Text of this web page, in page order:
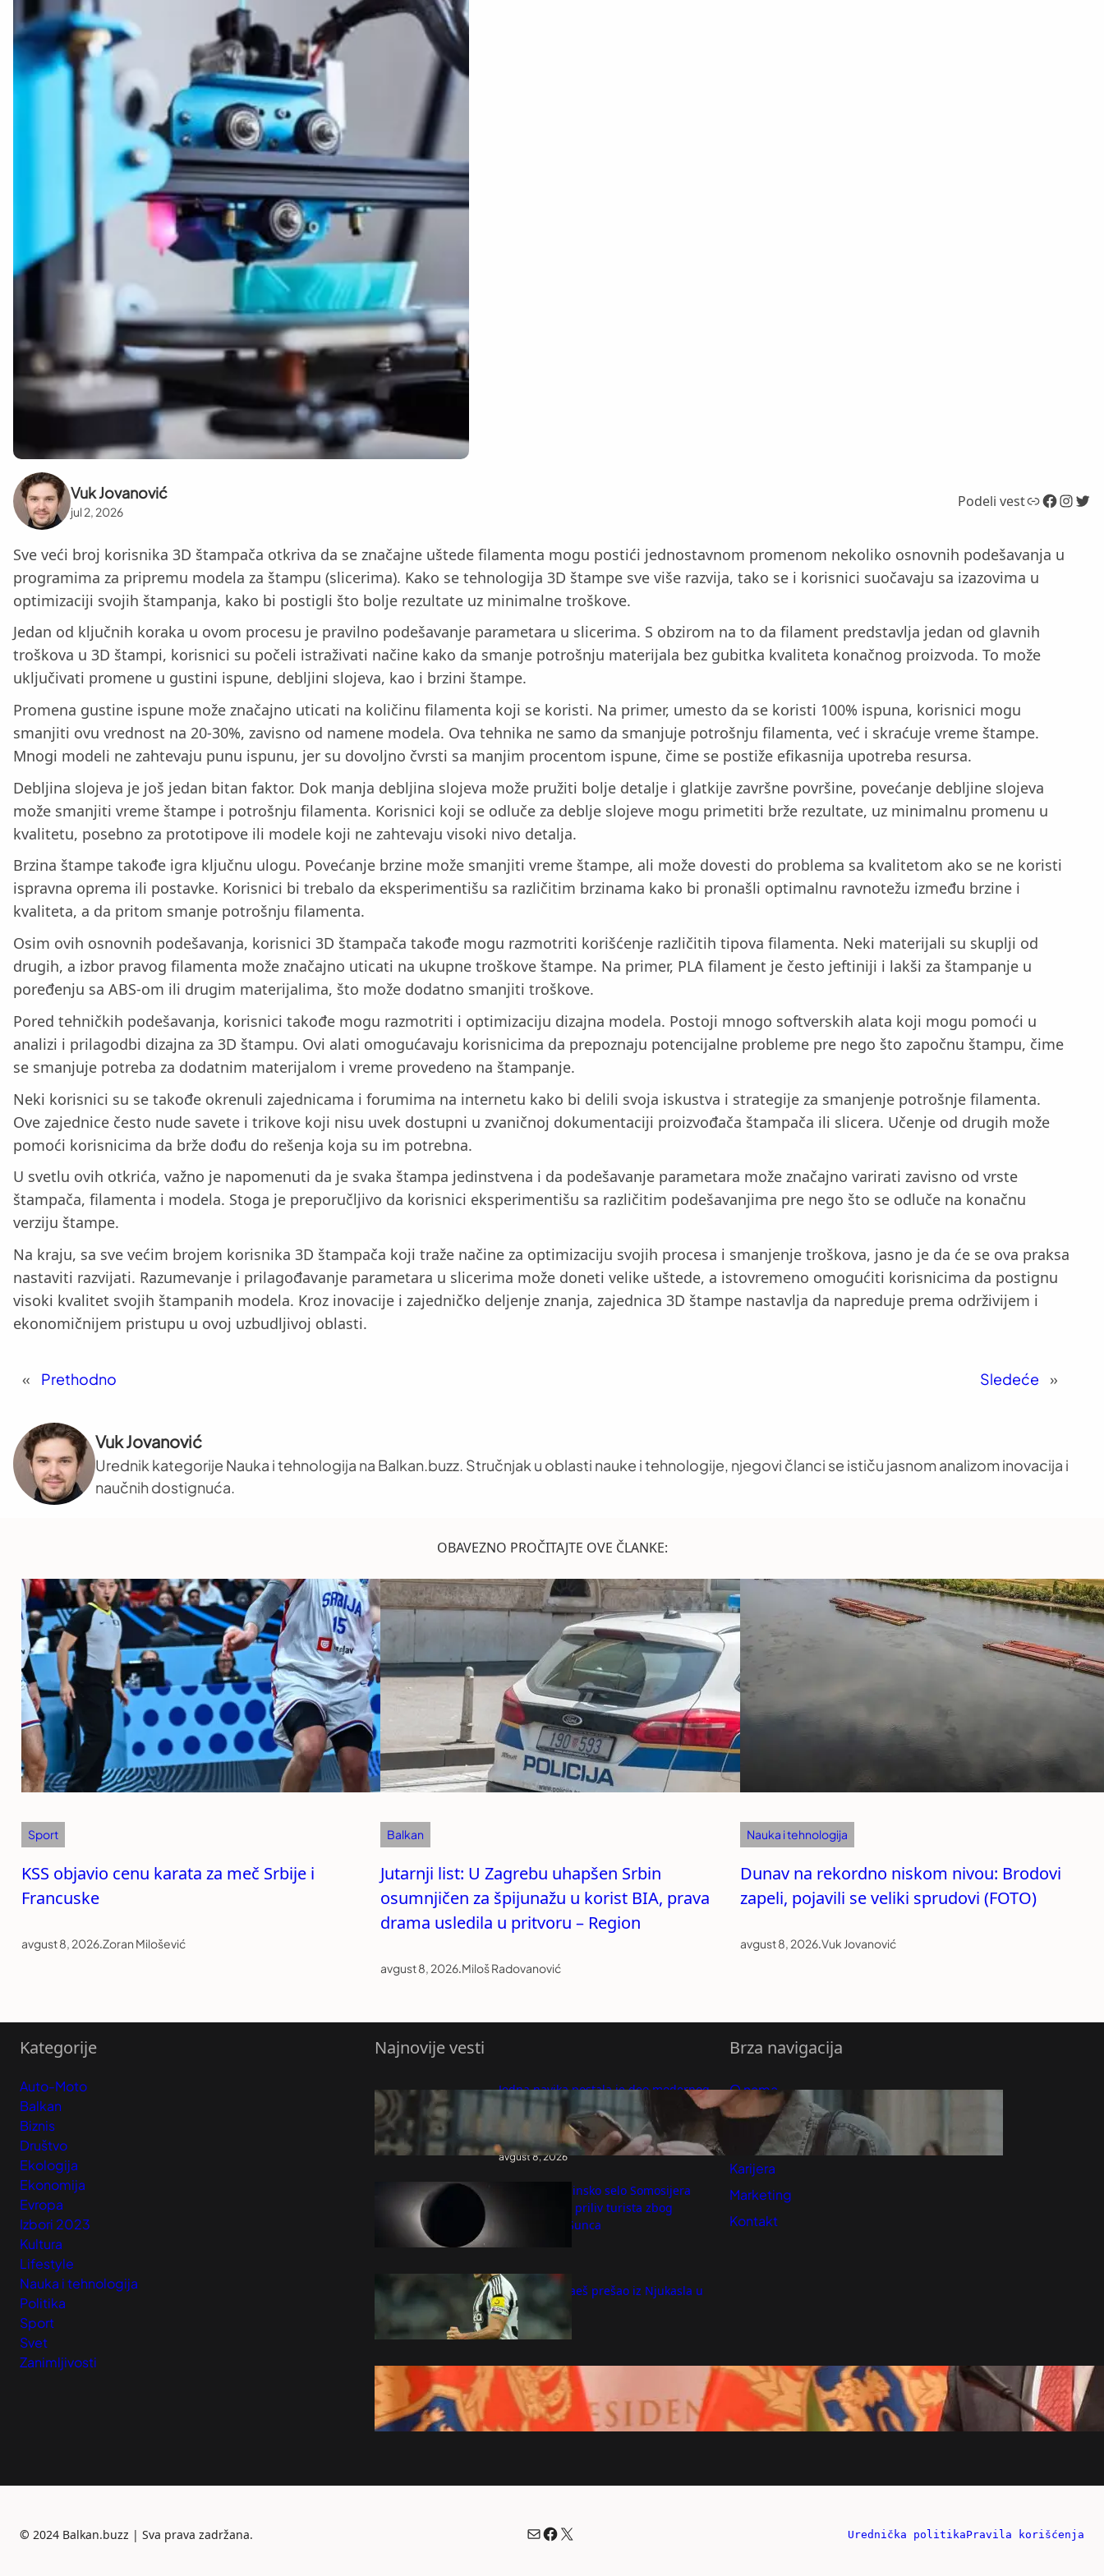
Vuk Jovanović
jul 2, 2026
Podeli vestLink Facebook InstagramTwitter
Sve veći broj korisnika 3D štampača otkriva da se značajne uštede filamenta mogu postići jednostavnom promenom nekoliko osnovnih podešavanja u
programima za pripremu modela za štampu (slicerima). Kako se tehnologija 3D štampe sve više razvija, tako se i korisnici suočavaju sa izazovima u
optimizaciji svojih štampanja, kako bi postigli što bolje rezultate uz minimalne troškove.
Jedan od ključnih koraka u ovom procesu je pravilno podešavanje parametara u slicerima. S obzirom na to da filament predstavlja jedan od glavnih
troškova u 3D štampi, korisnici su počeli istraživati načine kako da smanje potrošnju materijala bez gubitka kvaliteta konačnog proizvoda. To može
uključivati promene u gustini ispune, debljini slojeva, kao i brzini štampe.
Promena gustine ispune može značajno uticati na količinu filamenta koji se koristi. Na primer, umesto da se koristi 100% ispuna, korisnici mogu
smanjiti ovu vrednost na 20-30%, zavisno od namene modela. Ova tehnika ne samo da smanjuje potrošnju filamenta, već i skraćuje vreme štampe.
Mnogi modeli ne zahtevaju punu ispunu, jer su dovoljno čvrsti sa manjim procentom ispune, čime se postiže efikasnija upotreba resursa.
Debljina slojeva je još jedan bitan faktor. Dok manja debljina slojeva može pružiti bolje detalje i glatkije završne površine, povećanje debljine slojeva
može smanjiti vreme štampe i potrošnju filamenta. Korisnici koji se odluče za deblje slojeve mogu primetiti brže rezultate, uz minimalnu promenu u
kvalitetu, posebno za prototipove ili modele koji ne zahtevaju visoki nivo detalja.
Brzina štampe takođe igra ključnu ulogu. Povećanje brzine može smanjiti vreme štampe, ali može dovesti do problema sa kvalitetom ako se ne koristi
ispravna oprema ili postavke. Korisnici bi trebalo da eksperimentišu sa različitim brzinama kako bi pronašli optimalnu ravnotežu između brzine i
kvaliteta, a da pritom smanje potrošnju filamenta.
Osim ovih osnovnih podešavanja, korisnici 3D štampača takođe mogu razmotriti korišćenje različitih tipova filamenta. Neki materijali su skuplji od
drugih, a izbor pravog filamenta može značajno uticati na ukupne troškove štampe. Na primer, PLA filament je često jeftiniji i lakši za štampanje u
poređenju sa ABS-om ili drugim materijalima, što može dodatno smanjiti troškove.
Pored tehničkih podešavanja, korisnici takođe mogu razmotriti i optimizaciju dizajna modela. Postoji mnogo softverskih alata koji mogu pomoći u
analizi i prilagodbi dizajna za 3D štampu. Ovi alati omogućavaju korisnicima da prepoznaju potencijalne probleme pre nego što započnu štampu, čime
se smanjuje potreba za dodatnim materijalom i vreme provedeno na štampanje.
Neki korisnici su se takođe okrenuli zajednicama i forumima na internetu kako bi delili svoja iskustva i strategije za smanjenje potrošnje filamenta.
Ove zajednice često nude savete i trikove koji nisu uvek dostupni u zvaničnoj dokumentaciji proizvođača štampača ili slicera. Učenje od drugih može
pomoći korisnicima da brže dođu do rešenja koja su im potrebna.
U svetlu ovih otkrića, važno je napomenuti da je svaka štampa jedinstvena i da podešavanje parametara može značajno varirati zavisno od vrste
štampača, filamenta i modela. Stoga je preporučljivo da korisnici eksperimentišu sa različitim podešavanjima pre nego što se odluče na konačnu
verziju štampe.
Na kraju, sa sve većim brojem korisnika 3D štampača koji traže načine za optimizaciju svojih procesa i smanjenje troškova, jasno je da će se ova praksa
nastaviti razvijati. Razumevanje i prilagođavanje parametara u slicerima može doneti velike uštede, a istovremeno omogućiti korisnicima da postignu
visoki kvalitet svojih štampanih modela. Kroz inovacije i zajedničko deljenje znanja, zajednica 3D štampe nastavlja da napreduje prema održivijem i
ekonomičnijem pristupu u ovoj uzbudljivoj oblasti.
« Prethodno Sledeće »
Vuk Jovanović
Urednik kategorije Nauka i tehnologija na Balkan.buzz. Stručnjak u oblasti nauke i tehnologije, njegovi članci se ističu jasnom analizom inovacija i
naučnih dostignuća.
OBAVEZNO PROČITAJTE OVE ČLANKE:
Sport
KSS objavio cenu karata za meč Srbije i
Francuske
avgust 8, 2026.Zoran Milošević
Balkan
Jutarnji list: U Zagrebu uhapšen Srbin
osumnjičen za špijunažu u korist BIA, prava
drama usledila u pritvoru – Region
avgust 8, 2026.Miloš Radovanović
Nauka i tehnologija
Dunav na rekordno niskom nivou: Brodovi
zapeli, pojavili se veliki sprudovi (FOTO)
avgust 8, 2026.Vuk Jovanović
Kategorije
Auto-Moto
Balkan
Biznis
Društvo
Ekologija
Ekonomija
Evropa
Izbori 2023
Kultura
Lifestyle
Nauka i tehnologija
Politika
Sport
Svet
Zanimljivosti
Najnovije vesti
Jedna navika postala je deo modernog
zabavljanja: Evo zašto ljudi "guglaju"
potencijalnog partnera i koje su zamke te
prakse
avgust 8, 2026
Špansko planinsko selo Somosijera
očekuje veliki priliv turista zbog
pomračenja Sunca
Bruno Gimaraeš prešao iz Njukasla u
Arsenal
avgust 8, 2026
Milatović pozvao da se pobede
crnogorske vojske ne koriste za političke
obračune – Region
avgust 8, 2026
Brza navigacija
O nama
Predloži Vest
Pretplatite se na vesti
Karijera
Marketing
Kontakt
© 2024 Balkan.buzz | Sva prava zadržana. Mail
Facebook
X Urednička politikaPravila korišćenja